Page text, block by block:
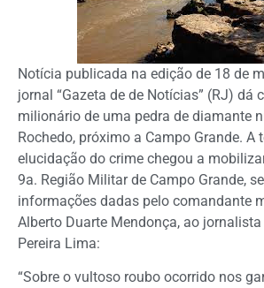
Notícia publicada na edição de 18 de
jornal “Gazeta de de Notícias” (RJ) dá
milionário de uma pedra de diamante
Rochedo, próximo a Campo Grande. A
elucidação do crime chegou a
9a. Região Militar de Campo Grande,
informações dadas pelo comandante
Alberto Duarte Mendonça, ao
Pereira Lima:
“Sobre o vultoso roubo ocorrido nos